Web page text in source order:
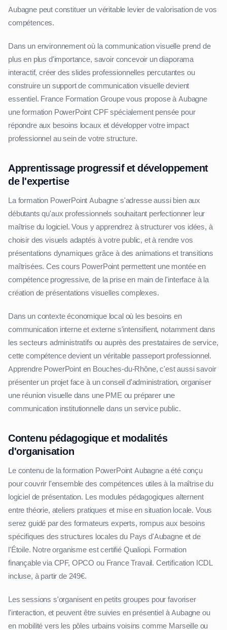
Aubagne peut constituer un véritable levier de valorisation de vos
compétences.
Dans un environnement où la communication visuelle prend de
plus en plus d'importance, savoir concevoir un diaporama
interactif, créer des slides professionnelles percutantes ou
construire un support de communication visuelle devient
essentiel. France Formation Groupe vous propose à Aubagne
une formation PowerPoint CPF spécialement pensée pour
répondre aux besoins locaux et développer votre impact
professionnel au sein de votre structure.
Apprentissage progressif et développement
de l'expertise
La formation PowerPoint Aubagne s'adresse aussi bien aux
débutants qu'aux professionnels souhaitant perfectionner leur
maîtrise du logiciel. Vous y apprendrez à structurer vos idées, à
choisir des visuels adaptés à votre public, et à rendre vos
présentations dynamiques grâce à des animations et transitions
maîtrisées. Ces cours PowerPoint permettent une montée en
compétence progressive, de la prise en main de l'interface à la
création de présentations visuelles complexes.
Dans un contexte économique local où les besoins en
communication interne et externe s'intensifient, notamment dans
les secteurs administratifs ou auprès des prestataires de service,
cette compétence devient un véritable passeport professionnel.
Apprendre PowerPoint en Bouches-du-Rhône, c'est aussi savoir
présenter un projet face à un conseil d'administration, organiser
une réunion visuelle dans une PME ou préparer une
communication institutionnelle dans un service public.
Contenu pédagogique et modalités
d'organisation
Le contenu de la formation PowerPoint Aubagne a été conçu
pour couvrir l'ensemble des compétences utiles à la maîtrise du
logiciel de présentation. Les modules pédagogiques alternent
entre théorie, ateliers pratiques et mise en situation locale. Vous
serez guidé par des formateurs experts, rompus aux besoins
spécifiques des structures locales du Pays d'Aubagne et de
l'Étoile. Notre organisme est certifié Qualiopi. Formation
finançable via CPF, OPCO ou France Travail. Certification ICDL
incluse, à partir de 249€.
Les sessions s'organisent en petits groupes pour favoriser
l'interaction, et peuvent être suivies en présentiel à Aubagne ou
en mobilité vers les pôles urbains voisins comme Marseille ou